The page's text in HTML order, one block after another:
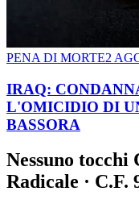
PENA DI MORTE2
IRAQ:
L'OMICIDIO DI
BASSORA
Nessuno
Radicale · C.F.